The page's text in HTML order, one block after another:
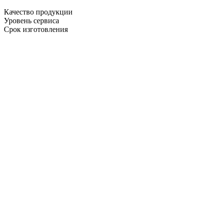
Качество продукции
Уровень сервиса
Срок изготовления